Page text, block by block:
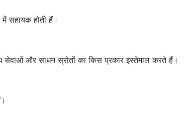
सहायक होती हैं।
और साधन स्रोतों का किस प्रकार इस्तेमाल करते हैं।